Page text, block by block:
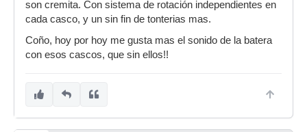
donde este colocado captará las cosas de
maneras distintas a como te lleguen al oido, por
ambas señales, te quedará un sonido muy poco
natural y para eso no merece la pena. Ah!, y
antes de mandarlas por un ampli cualquiera
diferente es mezclar 2 señales en el aire.
son cremita. Con sistema de rotación independientes en
cada casco, y un sin fin de tonterias mas.
Coño, hoy por hoy me gusta mas el sonido de la batera
con esos cascos, que sin ellos!!